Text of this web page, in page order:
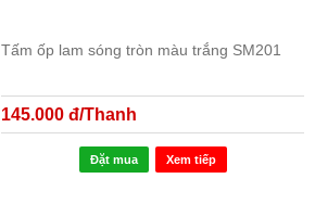
Tấm ốp lam sóng tròn màu trắng SM201
145.000 đ/Thanh
Đặt mua Xem tiếp